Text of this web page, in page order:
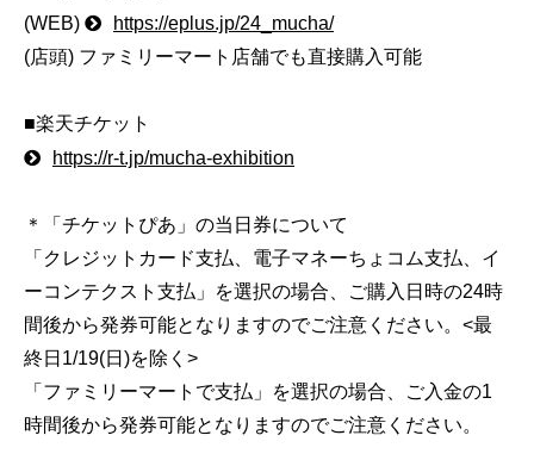
(WEB)
https://eplus.jp/24_mucha/
(店頭) ファミリーマート店舗でも直接購入可能
■楽天チケット
https://r-t.jp/mucha-exhibition
＊「チケットぴあ」の当日券について
「クレジットカード支払、電子マネーちょコム支払、イ
ーコンテクスト支払」を選択の場合、ご購入日時の24時
間後から発券可能となりますのでご注意ください。<最
終日1/19(日)を除く>
「ファミリーマートで支払」を選択の場合、ご入金の1
時間後から発券可能となりますのでご注意ください。